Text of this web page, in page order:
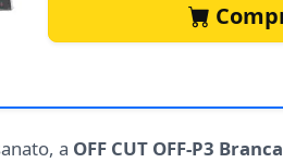
a OFF CUT OFF-P3 Branca